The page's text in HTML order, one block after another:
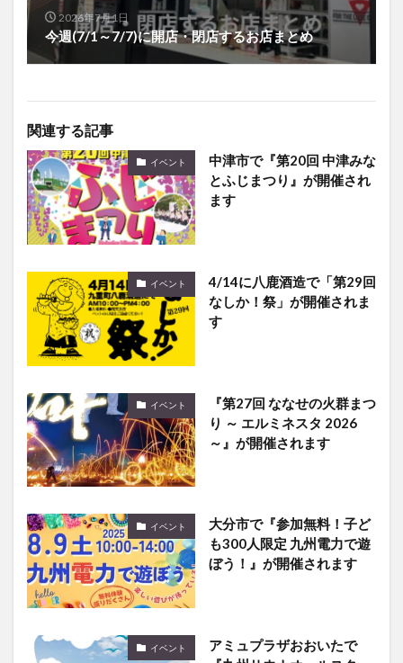
2026年7月1日
今週(7/1～7/7)に開店・閉店するお店まとめ
関連する記事
イベント
中津市で『第20回 中津みな
とふじまつり』が開催され
ます
イベント
4/14に八鹿酒造で「第29回
なしか！祭」が開催されま
す
イベント
『第27回 ななせの火群まつ
り ～ エルミネスタ 2026
～』が開催されます
イベント
大分市で『参加無料！子ど
も300人限定 九州電力で遊
ぼう！』が開催されます
イベント
アミュプラザおおいたで